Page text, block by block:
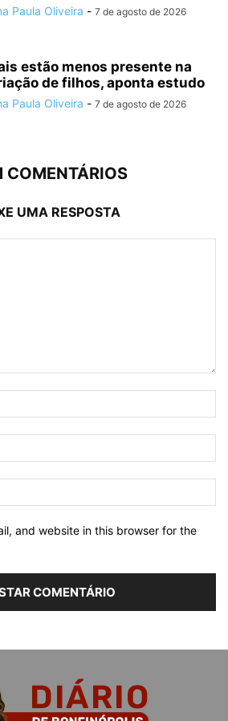
Paula Oliveira - 7 de agosto de 2026
estão menos presente na
de filhos, aponta estudo
Paula Oliveira - 7 de agosto de 2026
COMENTÁRIOS
UMA RESPOSTA
and website in this browser for the